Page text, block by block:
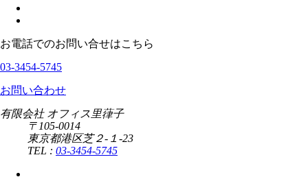
お電話でのお問い合せはこちら
03-3454-5745
お問い合わせ
有限会社 オフィス里葎子
〒105-0014
東京都港区芝２-１-23
TEL : 03-3454-5745